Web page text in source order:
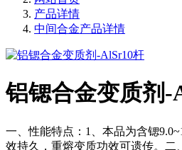
产品详情
中间合金产品详情
铝锶合金变质剂-
一、性能特点：1、本品为含锶
效持久，重熔变质功效可遗传。二